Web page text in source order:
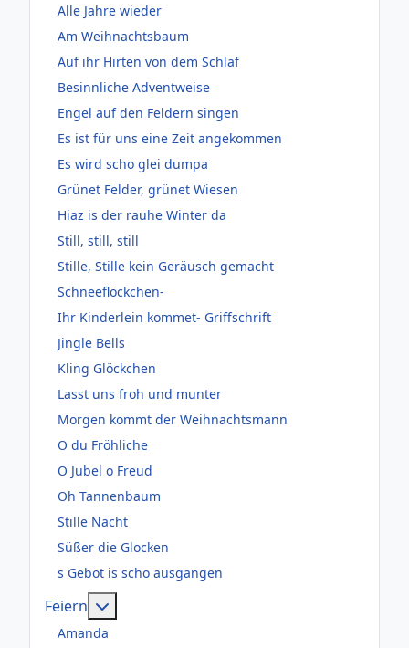
Alle Jahre wieder
Am Weihnachtsbaum
Auf ihr Hirten von dem Schlaf
Besinnliche Adventweise
Engel auf den Feldern singen
Es ist für uns eine Zeit angekommen
Es wird scho glei dumpa
Grünet Felder, grünet Wiesen
Hiaz is der rauhe Winter da
Still, still, still
Stille, Stille kein Geräusch gemacht
Schneeflöckchen-
Ihr Kinderlein kommet- Griffschrift
Jingle Bells
Kling Glöckchen
Lasst uns froh und munter
Morgen kommt der Weihnachtsmann
O du Fröhliche
O Jubel o Freud
Oh Tannenbaum
Stille Nacht
Süßer die Glocken
s Gebot is scho ausgangen
Feiern
Amanda